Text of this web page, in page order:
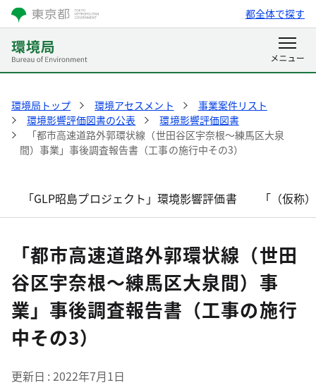
都全体で探す
環境局トップ 環境アセスメント
事業案件リスト
環境影響評価図書の公表
環境影響評価図書
「都市高速道路外郭環状線（世田谷区宇奈根～練馬区大泉
間）事業」事後調査報告書（工事の施行中その3）
「GLP昭島プロジェクト」環境影響評価書 「（仮称
「都市高速道路外郭環状線（世田
谷区宇奈根～練馬区大泉間）事
業」事後調査報告書（工事の施行
中その3）
更新日 2022年7月1日